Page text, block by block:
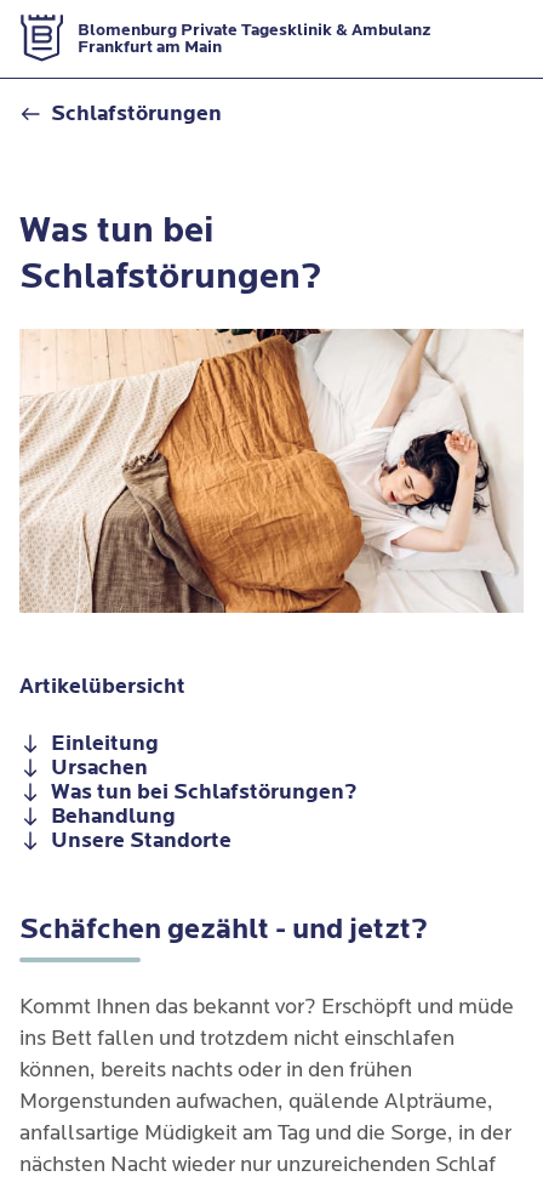
Zur Startseite
Blomenburg Private Tagesklinik & Ambulanz
Frankfurt am Main
Schlafstörungen
Was tun bei
Schlafstörungen?
Artikelübersicht
Einleitung
Ursachen
Was tun bei Schlafstörungen?
Behandlung
Unsere Standorte
Schäfchen gezählt - und jetzt?
Kommt Ihnen das bekannt vor? Erschöpft und müde
ins Bett fallen und trotzdem nicht einschlafen
können, bereits nachts oder in den frühen
Morgenstunden aufwachen, quälende Alpträume,
anfallsartige Müdigkeit am Tag und die Sorge, in der
nächsten Nacht wieder nur unzureichenden Schlaf